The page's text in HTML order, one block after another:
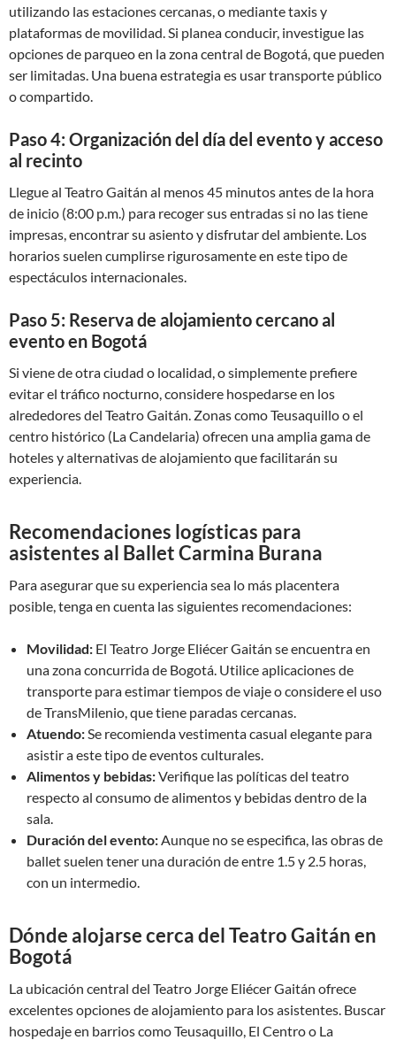
utilizando las estaciones cercanas, o mediante taxis y
plataformas de movilidad. Si planea conducir, investigue las
opciones de parqueo en la zona central de Bogotá, que pueden
ser limitadas. Una buena estrategia es usar transporte público
o compartido.
Paso 4: Organización del día del evento y acceso
al recinto
Llegue al Teatro Gaitán al menos 45 minutos antes de la hora
de inicio (8:00 p.m.) para recoger sus entradas si no las tiene
impresas, encontrar su asiento y disfrutar del ambiente. Los
horarios suelen cumplirse rigurosamente en este tipo de
espectáculos internacionales.
Paso 5: Reserva de alojamiento cercano al
evento en Bogotá
Si viene de otra ciudad o localidad, o simplemente prefiere
evitar el tráfico nocturno, considere hospedarse en los
alrededores del Teatro Gaitán. Zonas como Teusaquillo o el
centro histórico (La Candelaria) ofrecen una amplia gama de
hoteles y alternativas de alojamiento que facilitarán su
experiencia.
Recomendaciones logísticas para
asistentes al Ballet Carmina Burana
Para asegurar que su experiencia sea lo más placentera
posible, tenga en cuenta las siguientes recomendaciones:
Movilidad: El Teatro Jorge Eliécer Gaitán se encuentra en
una zona concurrida de Bogotá. Utilice aplicaciones de
transporte para estimar tiempos de viaje o considere el uso
de TransMilenio, que tiene paradas cercanas.
Atuendo:Se recomienda vestimenta casual elegante para
asistir a este tipo de eventos culturales.
Alimentos y bebidas:Verifique las políticas del teatro
respecto al consumo de alimentos y bebidas dentro de la
sala.
Duración del evento:Aunque no se especifica, las obras de
ballet suelen tener una duración de entre 1.5 y 2.5 horas,
con un intermedio.
Dónde alojarse cerca del Teatro Gaitán en
Bogotá
La ubicación central del Teatro Jorge Eliécer Gaitán ofrece
excelentes opciones de alojamiento para los asistentes. Buscar
hospedaje en barrios como Teusaquillo, El Centro o La